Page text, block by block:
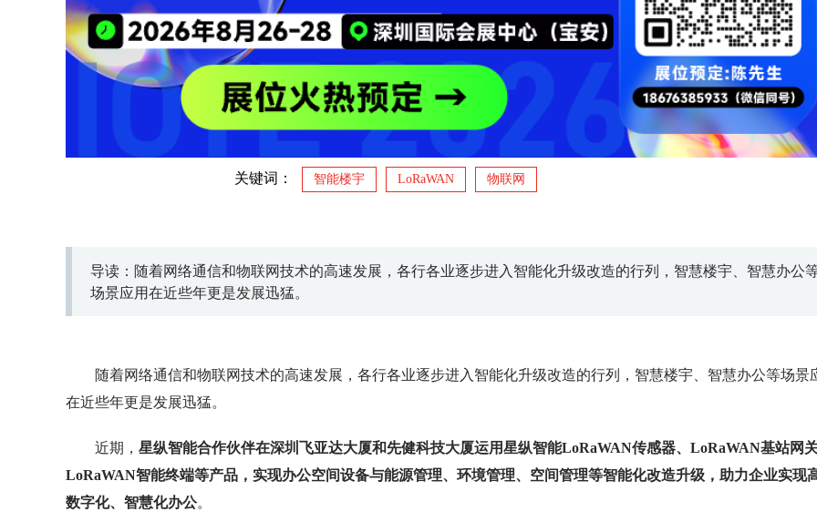
关键词： 智能楼宇 LoRaWAN 物联网
导读：随着网络通信和物联网技术的高速发展，各行各业逐步进入智能化升级改造的行列，智慧楼宇、智慧办公
场景应用在近些年更是发展迅猛。
随着网络通信和物联网技术的高速发展，各行各业逐步进入智能化升级改造的行列，智慧楼宇、智慧办公等场景
在近些年更是发展迅猛。
近期， 星纵智能合作伙伴在深圳飞亚达大厦和先健科技大厦运用星纵智能LoRaWAN传感器、LoRaWAN基站网关
LoRaWAN智能终端等产品，实现办公空间设备与能源管理、环境管理、空间管理等智能化改造升级，助力企业实现
数字化、智慧化办公。